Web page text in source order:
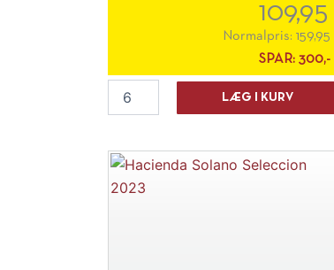
109,95
Normalpris: 159,95
SPAR: 300,-
Ferrant
Brut
LÆG I KURV